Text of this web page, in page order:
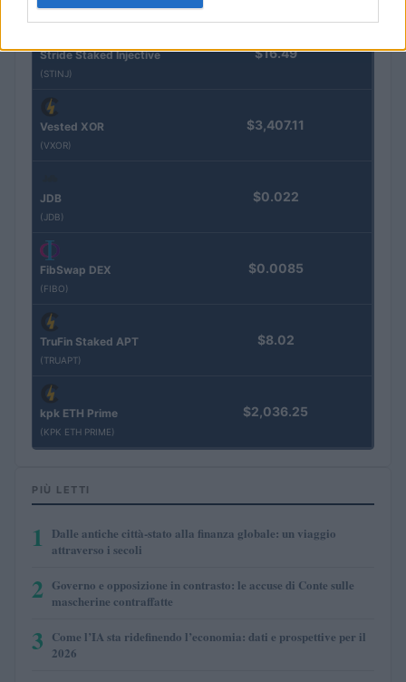
Stride Staked Injective
(STINJ)
$16.49
Vested XOR
(VXOR)
$3,407.11
JDB
(JDB)
$0.022
FibSwap DEX
(FIBO)
$0.0085
TruFin Staked APT
(TRUAPT)
$8.02
kpk ETH Prime
(KPK ETH PRIME)
$2,036.25
PIÙ LETTI
1
Dalle antiche città-stato alla finanza globale: un viaggio
attraverso i secoli
2 Governo e opposizione in contrasto: le accuse di Conte sulle
mascherine contraffatte
3 Come l’IA sta ridefinendo l’economia: dati e prospettive per il
2026